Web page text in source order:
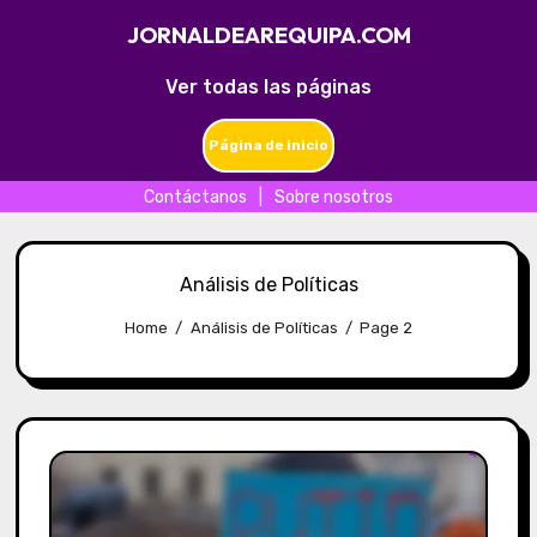
Ver todas las páginas
JORNALDEAREQUIPA.COM
Página de inicio
Contáctanos Sobre nosotros
to
Análisis de Políticas
Home Análisis de Políticas Page 2